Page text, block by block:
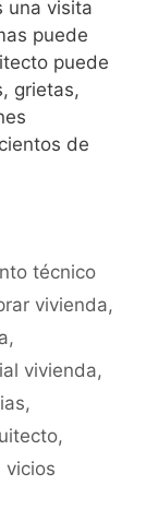
una visita
puede
puede
grietas,
de
técnico
vivienda,
,
vivienda,
,
,
vicios